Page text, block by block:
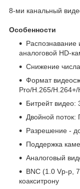
8-ми канальный
Особенности
Распознавание
аналоговой HD-
Снижение
Формат
Pro/H.265/H.264+/
Битрейт видео:
Двойной поток:
Разрешение -
Поддержка
Аналоговый
BNC (1.0 Vp-p,
коакситрону